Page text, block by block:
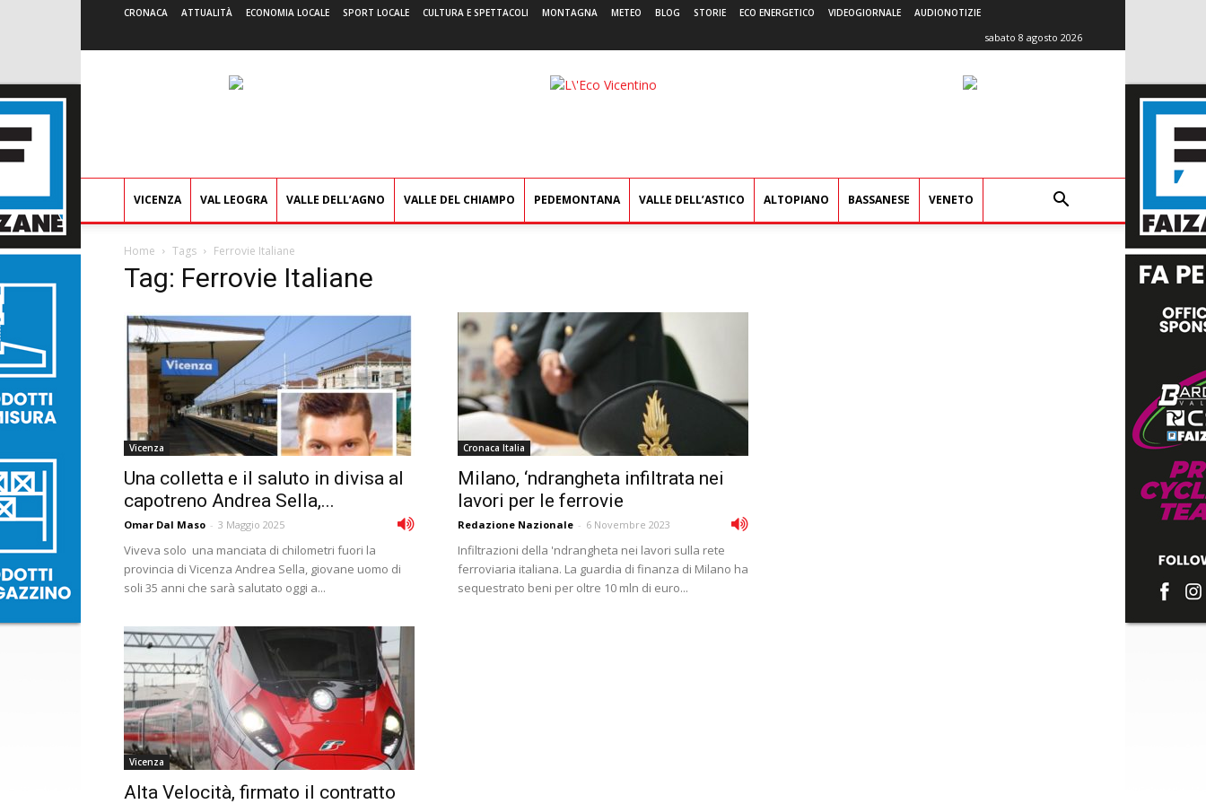
CRONACA ATTUALITÀ ECONOMIA LOCALE SPORT LOCALE CULTURA E SPETTACOLI MONTAGNA METEO BLOG STORIE ECO ENERGETICO VIDEOGIORNALE AUDIONOTIZIE
sabato 8 agosto 2026
L'Eco
VICENZA VAL LEOGRA VALLE DELL’AGNO VALLE DEL CHIAMPO PEDEMONTANA VALLE DELL’ASTICO ALTOPIANO BASSANESE VENETO
Home Tags Ferrovie Italiane
Tag: Ferrovie Italiane
Vicenza
Una colletta e il saluto in divisa al
capotreno Andrea Sella,...
Omar Dal Maso - 3 Maggio 2025
Viveva solo una manciata di chilometri fuori la
provincia di Vicenza Andrea Sella, giovane uomo di
soli 35 anni che sarà salutato oggi a...
Cronaca Italia
Milano, ‘ndrangheta infiltrata nei
lavori per le ferrovie
Redazione Nazionale - 6 Novembre 2023
Infiltrazioni della 'ndrangheta nei lavori sulla rete
ferroviaria italiana. La guardia di finanza di Milano ha
sequestrato beni per oltre 10 mln di euro...
Vicenza
Alta Velocità, firmato il contratto